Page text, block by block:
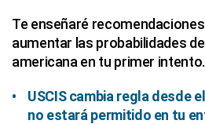
Te enseñaré
aumentar las probabilidades
americana en tu primer intento.
USCIS cambia regla desde
no estará permitido en tu